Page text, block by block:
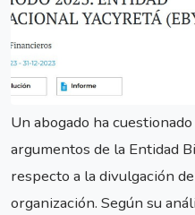
Un abogado ha
argumentos de la Entidad
respecto a la divulgación
organización. Según su